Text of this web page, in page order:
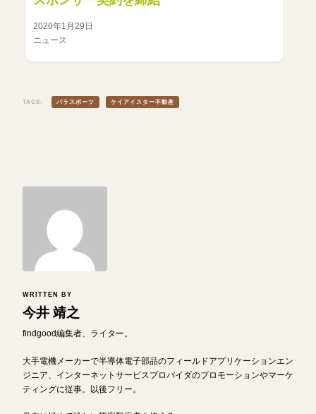
2020年1月29日
ニュース
TAGS: パラスポーツ ケイアイスター不動産
WRITTEN BY
今井 靖之
findgood編集者、ライター。
大手電機メーカーで半導体電子部品のフィールドアプリケーションエン
ジニア、インターネットサービスプロバイダのプロモーションやマーケ
ティングに従事。以後フリー。